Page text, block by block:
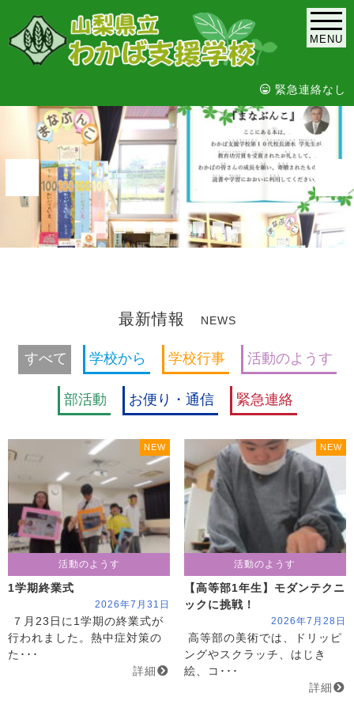
MENU
緊急連絡なし
最新情報 NEWS
すべて 学校から 学校行事 活動のようす
部活動 お便り・通信 緊急連絡
NEW
活動のようす
1学期終業式
2026年7月31日
７月23日に1学期の終業式が
行われました。熱中症対策の
た･･･
詳細
NEW
活動のようす
【高等部1年生】モダンテクニ
ックに挑戦！
2026年7月28日
高等部の美術では、ドリッピ
ングやスクラッチ、はじき
絵、コ･･･
詳細